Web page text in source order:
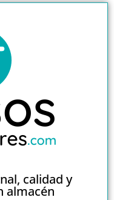
calidad y
almacén